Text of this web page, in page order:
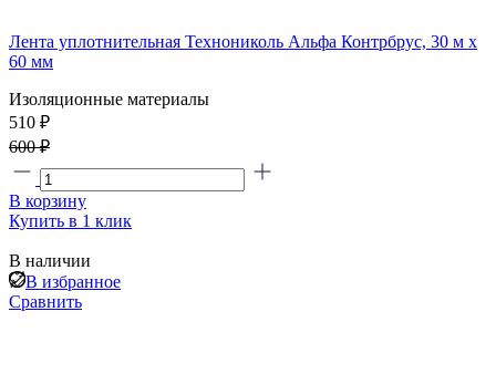
Лента уплотнительная Технониколь Альфа Контрбрус, 30 м х
60 мм
Изоляционные материалы
510 ₽
600 ₽
В корзину
Купить в 1 клик
В наличии
В избранное
Сравнить